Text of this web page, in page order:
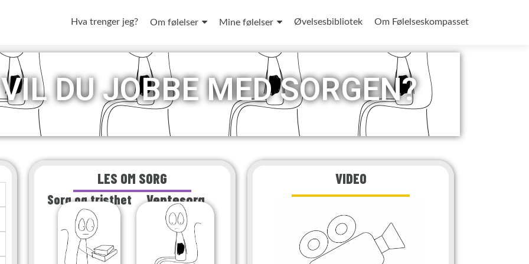
Hva trenger jeg? Om følelser Mine følelser Øvelsesbibliotek Om Følelseskompasset
DU JOBBE MED SORGEN?
LES OM SORG
Sorg og tristhet Ventesorg
VIDEO